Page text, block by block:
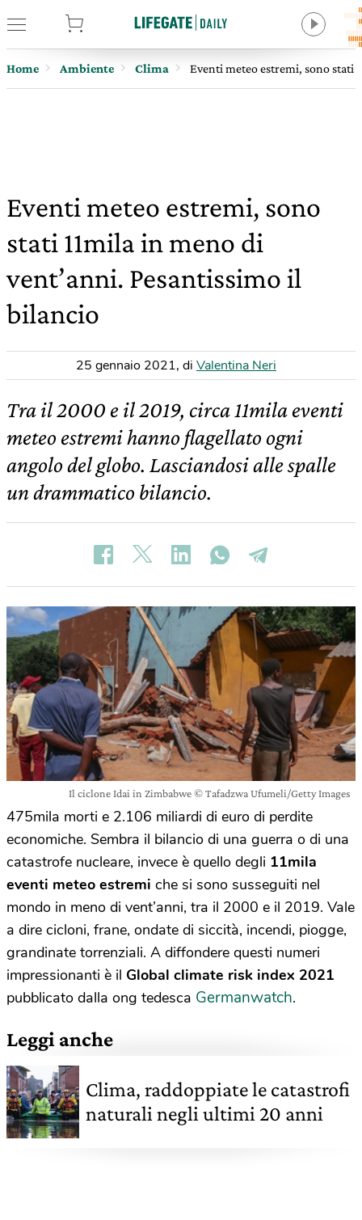
Home Ambiente Clima Eventi meteo estremi, sono stati
Eventi meteo estremi, sono
stati 11mila in meno di
vent’anni. Pesantissimo il
bilancio
25 gennaio 2021, di Valentina Neri
Tra il 2000 e il 2019, circa 11mila eventi
meteo estremi hanno flagellato ogni
angolo del globo. Lasciandosi alle spalle
un drammatico bilancio.
Il ciclone Idai in Zimbabwe © Tafadzwa Ufumeli/Getty Images
475mila morti e 2.106 miliardi di euro di perdite
economiche. Sembra il bilancio di una guerra o di una
catastrofe nucleare, invece è quello degli 11mila
eventi meteo estremi che si sono susseguiti nel
mondo in meno di vent’anni, tra il 2000 e il 2019. Vale
a dire cicloni, frane, ondate di siccità, incendi, piogge,
grandinate torrenziali. A diffondere questi numeri
impressionanti è il Global climate risk index 2021
pubblicato dalla ong tedesca Germanwatch.
Leggi anche
Clima, raddoppiate le catastrofi
naturali negli ultimi 20 anni